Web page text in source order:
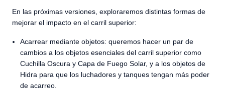
En las próximas versiones, exploraremos distintas formas de
mejorar el impacto en el carril superior:
Acarrear mediante objetos: queremos hacer un par de
cambios a los objetos esenciales del carril superior como
Cuchilla Oscura y Capa de Fuego Solar, y a los objetos de
Hidra para que los luchadores y tanques tengan más poder
de acarreo.